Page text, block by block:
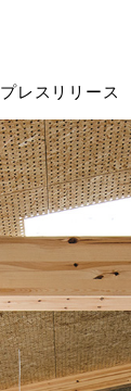
プレスリリース